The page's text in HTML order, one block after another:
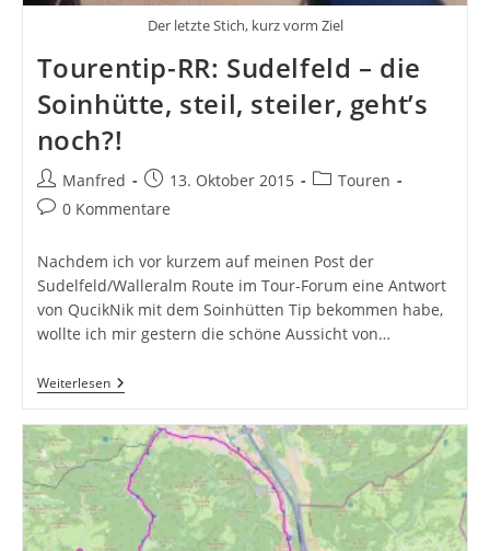
Der letzte Stich, kurz vorm Ziel
Tourentip-RR: Sudelfeld – die
Soinhütte, steil, steiler, geht’s
noch?!
Beitrags-
Autor:
Manfred
Beitrag
veröffentlicht:
13. Oktober 2015
Beitrags-
Touren
Beitrags-
0 Kommentare
Nachdem ich vor kurzem auf meinen Post der
Sudelfeld/Walleralm Route im Tour-Forum eine Antwort
von QucikNik mit dem Soinhütten Tip bekommen habe,
wollte ich mir gestern die schöne Aussicht von…
WeiterlesenTourentip-
RR:
–
Die
Soinhütte,
Steil,
Steiler,
Geht’s
Noch?!